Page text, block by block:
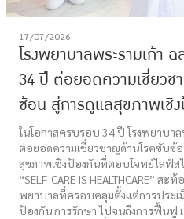
17/07/2026
โรงพยาบาลพระรามเก้า
34 ปี ต่อยอดความเชี่ยวช
ซ้อน สู่การดูแลสุขภาพเชิ
โจทย์ไลฟ์สไตล์ ภายใต้แน
CARE IS HEALTHCARE”
ในโอกาสครบรอบ 34 ปี โรงพยาบา
ต่อยอดความเชี่ยวชาญด้านโรคซับซ้
สุขภาพเชิงป้องกันที่ตอบโจทย์ไลฟ์ส
“SELF-CARE IS HEALTHCARE” ส
พยาบาลที่ครอบคลุมตั้งแต่การประเมิ
ป้องกัน การรักษา ไปจนถึงการฟื้นฟู